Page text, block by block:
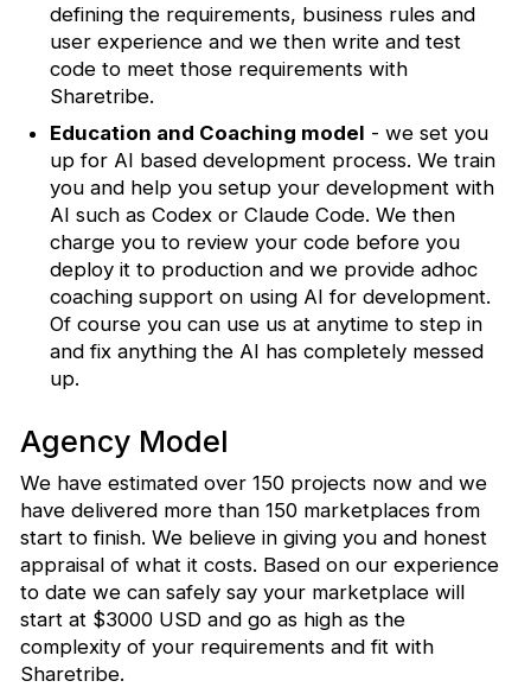
defining the requirements, business rules and
user experience and we then write and test
code to meet those requirements with
Sharetribe.
Education and Coaching model - we set you
up for AI based development process. We train
you and help you setup your development with
AI such as Codex or Claude Code. We then
charge you to review your code before you
deploy it to production and we provide adhoc
coaching support on using AI for development.
Of course you can use us at anytime to step in
and fix anything the AI has completely messed
up.
Agency Model
We have estimated over 150 projects now and we
have delivered more than 150 marketplaces from
start to finish. We believe in giving you and honest
appraisal of what it costs. Based on our experience
to date we can safely say your marketplace will
start at $3000 USD and go as high as the
complexity of your requirements and fit with
Sharetribe.